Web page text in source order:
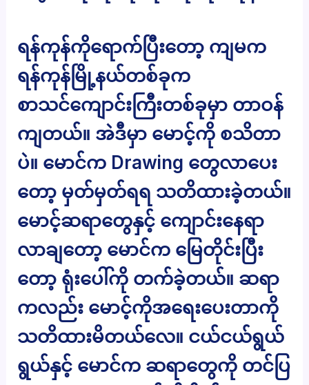
ရန်ကုန်ကိုရောက်ပြီးတော့ ကျမက
ရန်ကုန်မြို့နယ်တစ်ခုက
စာသင်ကျောင်းကြီးတစ်ခုမှာ တာဝန်
ကျတယ်။ အဲဒီမှာ မောင့်ကို စသိတာ
ပဲ။ မောင်က Drawing တွေလာပေး
တော့ မှတ်မှတ်ရရ သတိထားခဲ့တယ်။
မောင့်ဆရာတွေနှင့် ကျောင်းနေရာ
လာချတော့ မောင်က မြေတိုင်းပြီး
တော့ ရုံးပေါ်ကို တက်ခဲ့တယ်။ ဆရာ
ကလည်း မောင့်ကိုအရေးပေးတာကို
သတိထားမိတယ်လေ။ ငယ်ငယ်ရွယ်
ရွယ်နှင့် မောင်က ဆရာတွေကို တင်ပြ